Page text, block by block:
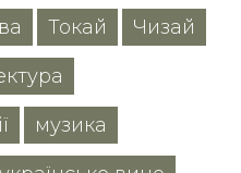
Токай Чизай
музика